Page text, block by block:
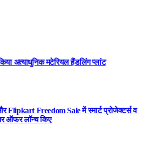
अत्याधुनिक मटेरियल हैंडलिंग प्लांट
Freedom Sale में स्मार्ट प्रोजेक्टर्स व
ऑफर लॉन्च किए